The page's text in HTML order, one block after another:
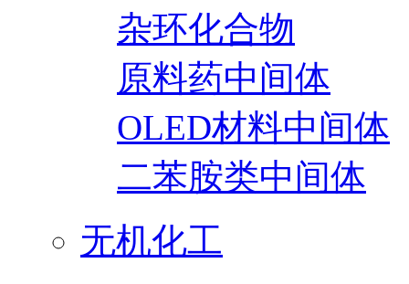
杂环化合物
原料药中间体
OLED材料中间体
二苯胺类中间体
无机化工